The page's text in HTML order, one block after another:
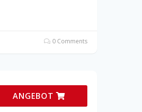
0 Comments
ANGEBOT